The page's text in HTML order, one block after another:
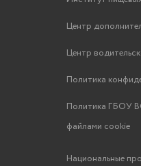
Центр
Центр
Политика
Политика ГБОУ
файлами cookie
Национальные